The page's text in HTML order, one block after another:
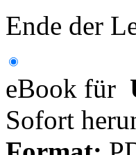
Ende der
eBook für
Sofort